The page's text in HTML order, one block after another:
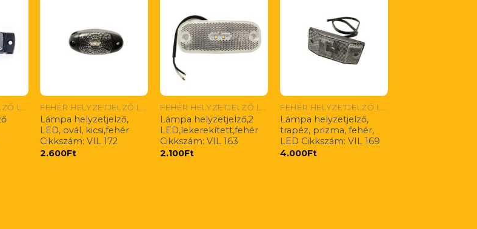
Lámpa helyzetjelző,
LED, ovál, kicsi,fehér
Cikkszám: VIL 172
2.600Ft
Lámpa helyzetjelző,2
LED,lekerekített,fehér
Cikkszám: VIL 163
2.100Ft
Lámpa helyzetjelző,
trapéz, prizma, fehér,
LED Cikkszám: VIL 169
4.000Ft